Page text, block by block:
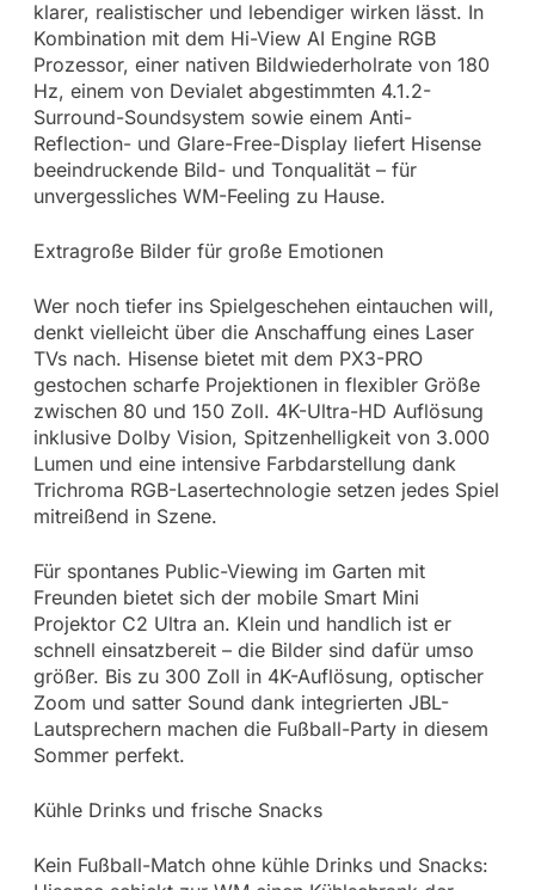
klarer, realistischer und lebendiger wirken lässt. In
Kombination mit dem Hi-View AI Engine RGB
Prozessor, einer nativen Bildwiederholrate von 180
Hz, einem von Devialet abgestimmten 4.1.2-
Surround-Soundsystem sowie einem Anti-
Reflection- und Glare-Free-Display liefert Hisense
beeindruckende Bild- und Tonqualität – für
unvergessliches WM-Feeling zu Hause.
Extragroße Bilder für große Emotionen
Wer noch tiefer ins Spielgeschehen eintauchen will,
denkt vielleicht über die Anschaffung eines Laser
TVs nach. Hisense bietet mit dem PX3-PRO
gestochen scharfe Projektionen in flexibler Größe
zwischen 80 und 150 Zoll. 4K-Ultra-HD Auflösung
inklusive Dolby Vision, Spitzenhelligkeit von 3.000
Lumen und eine intensive Farbdarstellung dank
Trichroma RGB-Lasertechnologie setzen jedes Spiel
mitreißend in Szene.
Für spontanes Public-Viewing im Garten mit
Freunden bietet sich der mobile Smart Mini
Projektor C2 Ultra an. Klein und handlich ist er
schnell einsatzbereit – die Bilder sind dafür umso
größer. Bis zu 300 Zoll in 4K-Auflösung, optischer
Zoom und satter Sound dank integrierten JBL-
Lautsprechern machen die Fußball-Party in diesem
Sommer perfekt.
Kühle Drinks und frische Snacks
Kein Fußball-Match ohne kühle Drinks und Snacks: